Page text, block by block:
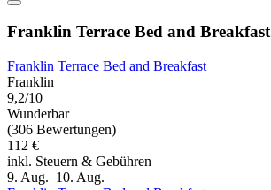
Franklin Terrace Bed and Breakfast
Franklin Terrace Bed and Breakfast
Franklin
9,2/10
Wunderbar
(306 Bewertungen)
112 €
inkl. Steuern & Gebühren
9. Aug.–10. Aug.